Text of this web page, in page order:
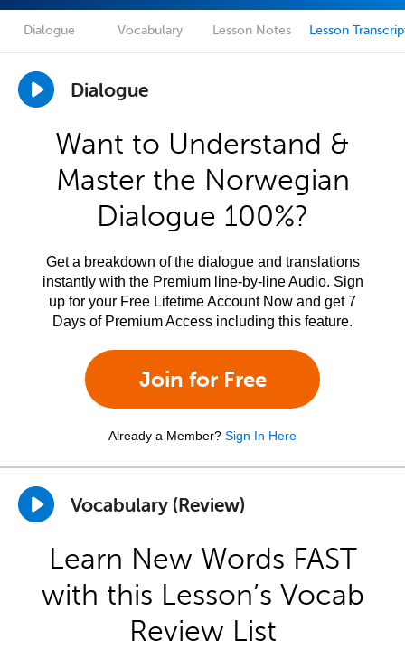
Dialogue Vocabulary Lesson Notes Lesson
Dialogue
Want to Understand &
Master the Norwegian
Dialogue 100%?
Get a breakdown of the dialogue and translations
instantly with the Premium line-by-line Audio. Sign
up for your Free Lifetime Account Now and get 7
Days of Premium Access including this feature.
Join for Free
Already a Member? Sign In Here
Vocabulary (Review)
Learn New Words FAST
with this Lesson’s Vocab
Review List